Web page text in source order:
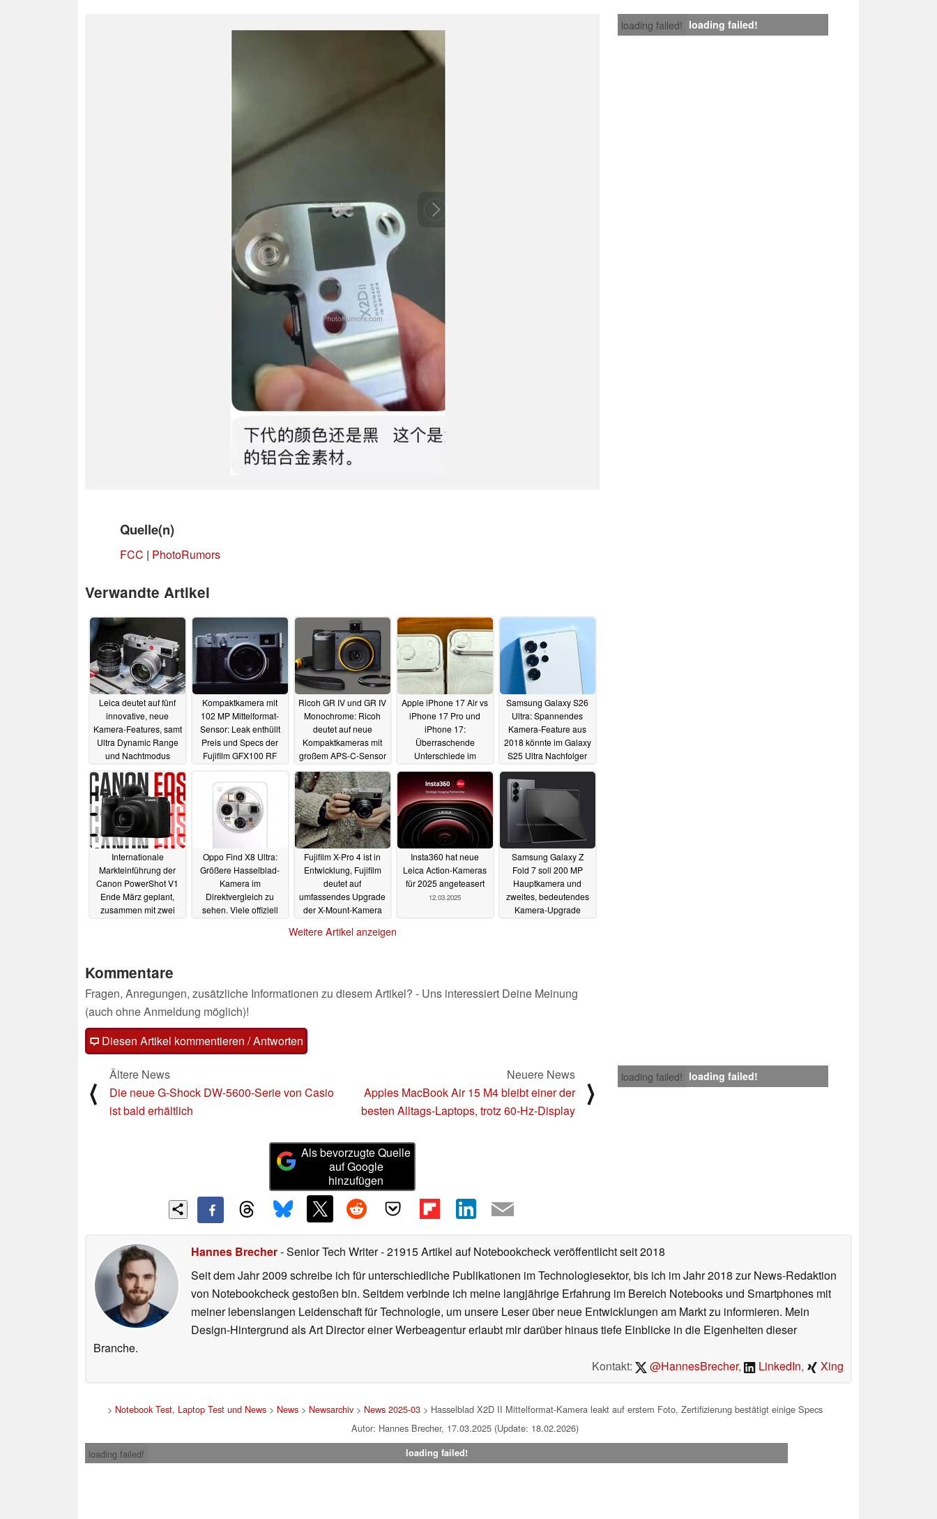
loading failed! loading failed!
Quelle(n)
FCC | PhotoRumors
Verwandte Artikel
Leica deutet auf fünf
innovative, neue
Kamera-Features, samt
Ultra Dynamic Range
und Nachtmodus
19.03.2025
Kompaktkamera mit
102 MP Mittelformat-
Sensor: Leak enthüllt
Preis und Specs der
Fujifilm GFX100 RF
19.03.2025
Ricoh GR IV und GR IV
Monochrome: Ricoh
deutet auf neue
Kompaktkameras mit
großem APS-C-Sensor
18.03.2025
Apple iPhone 17 Air vs
iPhone 17 Pro und
iPhone 17:
Überraschende
Unterschiede im
16.03.2025
Samsung Galaxy S26
Ultra: Spannendes
Kamera-Feature aus
2018 könnte im Galaxy
S25 Ultra Nachfolger
14.03.2025
Internationale
Markteinführung der
Canon PowerShot V1
Ende März geplant,
zusammen mit zwei
Oppo Find X8 Ultra:
Größere Hasselblad-
Kamera im
Direktvergleich zu
sehen. Viele offiziell
Fujifilm X-Pro 4 ist in
Entwicklung, Fujifilm
deutet auf
umfassendes Upgrade
der X-Mount-Kamera
13.03.2025
Insta360 hat neue
Leica Action-Kameras
für 2025 angeteasert
12.03.2025
Samsung Galaxy Z
Fold 7 soll 200 MP
Hauptkamera und
zweites, bedeutendes
Kamera-Upgrade
Weitere Artikel anzeigen
Kommentare
Fragen, Anregungen, zusätzliche Informationen zu diesem Artikel? - Uns interessiert Deine Meinung
(auch ohne Anmeldung möglich)!
Diesen Artikel kommentieren / Antworten
loading failed! loading failed!
⟨
Ältere News
Die neue G-Shock DW-5600-Serie von Casio
ist bald erhältlich
Neuere News
Apples MacBook Air 15 M4 bleibt einer der
besten Alltags-Laptops, trotz 60-Hz-Display
⟩
Als bevorzugte Quelle
auf Google
hinzufügen
Hannes Brecher- Senior Tech Writer- 21915 Artikel auf Notebookcheck veröffentlichtseit 2018
Seit dem Jahr 2009 schreibe ich für unterschiedliche Publikationen im Technologiesektor, bis ich im Jahr 2018 zur News-Redaktion
von Notebookcheck gestoßen bin. Seitdem verbinde ich meine langjährige Erfahrung im Bereich Notebooks und Smartphones mit
meiner lebenslangen Leidenschaft für Technologie, um unsere Leser über neue Entwicklungen am Markt zu informieren. Mein
Design-Hintergrund als Art Director einer Werbeagentur erlaubt mir darüber hinaus tiefe Einblicke in die Eigenheiten dieser
Branche.
Kontakt:
@HannesBrecher, LinkedIn, Xing
> Notebook Test, Laptop Test und News > News > Newsarchiv > News 2025-03 > Hasselblad X2D II Mittelformat-Kamera leakt auf erstem Foto, Zertifizierung bestätigt einige Specs
Autor: Hannes Brecher, 17.03.2025 (Update: 18.02.2026)
loading failed!
loading failed!